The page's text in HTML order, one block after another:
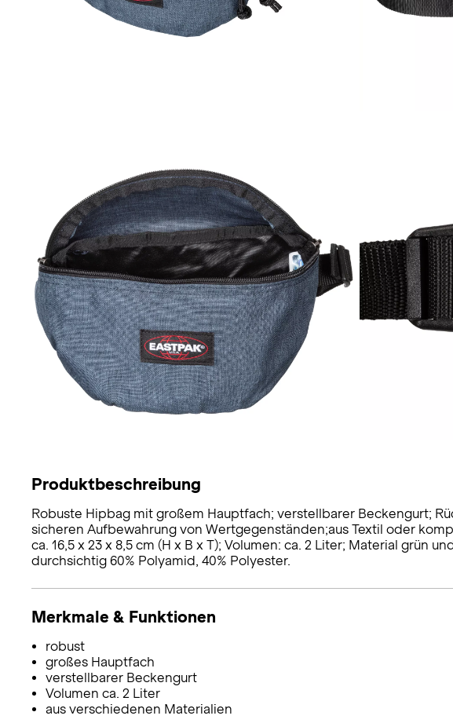
Produktbeschreibung
Robuste Hipbag mit großem Hauptfach; verstellbarer Beckengurt;
sicheren Aufbewahrung von Wertgegenständen;aus Textil oder
ca. 16,5 x 23 x 8,5 cm (H x B x T); Volumen: ca. 2 Liter; Material grün
durchsichtig 60% Polyamid, 40% Polyester.
Merkmale & Funktionen
robust
großes Hauptfach
verstellbarer Beckengurt
Volumen ca. 2 Liter
aus verschiedenen Materialien